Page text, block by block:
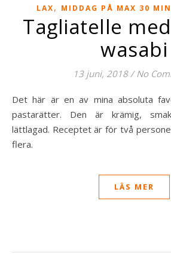
LAX, MIDDAG PÅ MAX 30
Tagliatelle
wasabi
13 juni, 2018 / No
Det här är en av mina absoluta favoriter bland snabba
pastarätter. Den är krämig,
lättlagad. Receptet är för två
flera.
LÄS MER